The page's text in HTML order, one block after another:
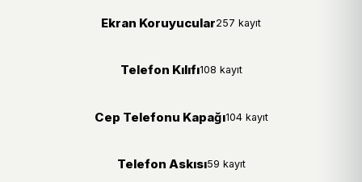
Ekran Koruyucular257 kayıt
Telefon Kılıfı108 kayıt
Cep Telefonu Kapağı104 kayıt
Telefon Askısı59 kayıt